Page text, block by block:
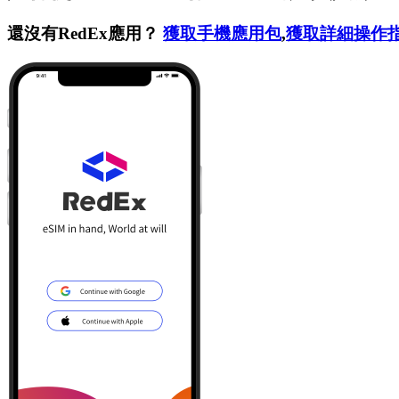
還沒有RedEx應用？ 獲取手機應用包,獲取詳細操作